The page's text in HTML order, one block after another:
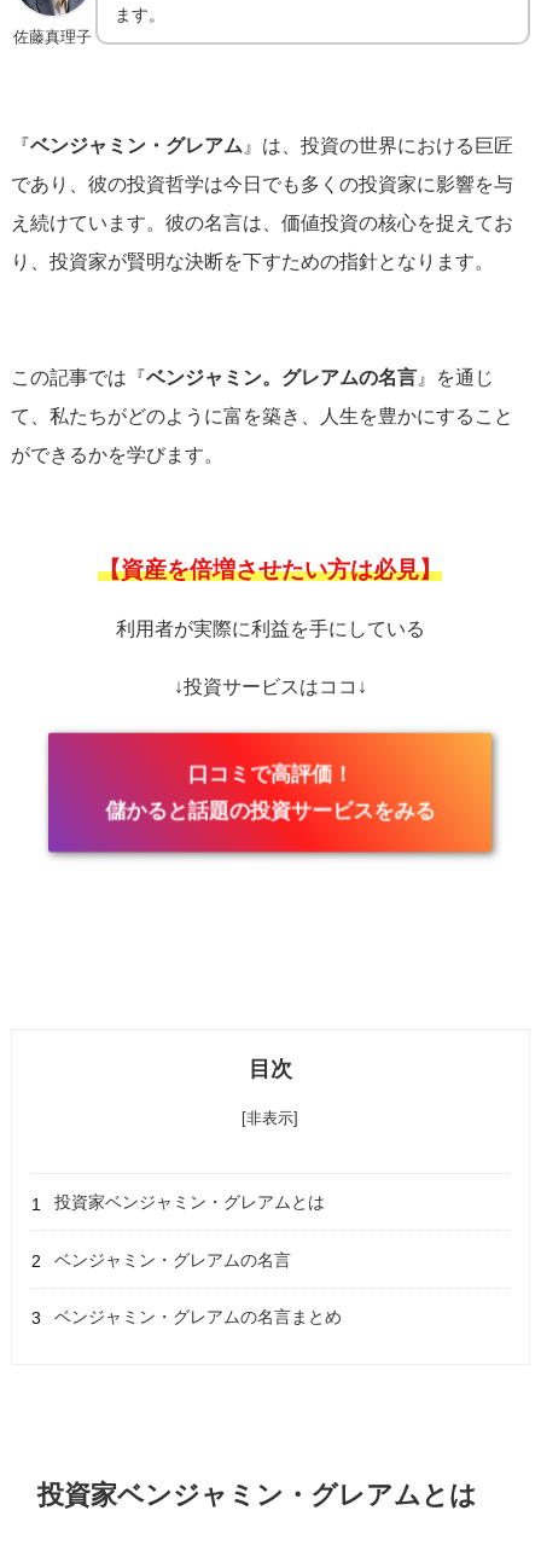
佐藤真理子
ます。
『ベンジャミン・グレアム 』は、投資の世界における巨匠
であり、彼の投資哲学は今日でも多くの投資家に影響を与
え続けています。彼の名言は、価値投資の核心を捉えてお
り、投資家が賢明な決断を下すための指針となります。
この記事では『ベンジャミン。グレアムの名言』を通じ
て、私たちがどのように富を築き、人生を豊かにすること
ができるかを学びます。
【資産を倍増させたい方は必見】
利用者が実際に利益を手にしている
↓投資サービスはココ↓
口コミで高評価！
儲かると話題の投資サービスをみる
目次
[非表示]
投資家ベンジャミン・グレアムとは
ベンジャミン・グレアムの名言
ベンジャミン・グレアムの名言まとめ
投資家ベンジャミン・グレアムとは